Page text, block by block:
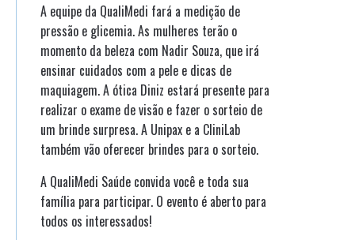
A equipe da QualiMedi fará a medição de
pressão e glicemia. As mulheres terão o
momento da beleza com Nadir Souza, que irá
ensinar cuidados com a pele e dicas de
maquiagem. A ótica Diniz estará presente para
realizar o exame de visão e fazer o sorteio de
um brinde surpresa. A Unipax e a CliniLab
também vão oferecer brindes para o sorteio.
A QualiMedi Saúde convida você e toda sua
família para participar. O evento é aberto para
todos os interessados!